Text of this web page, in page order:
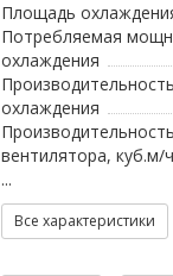
Площадь
Потребляемая
охлаждения
охлаждения
вентилятора, куб.м/
...
Все характеристики